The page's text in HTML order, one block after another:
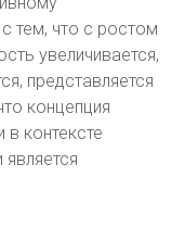
тем, что с ростом
увеличивается,
представляется
концепция
контексте